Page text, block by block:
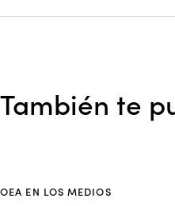
También te
OEA EN LOS MEDIOS